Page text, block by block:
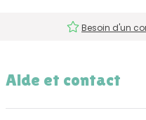
Besoin d'un
Aide et contact